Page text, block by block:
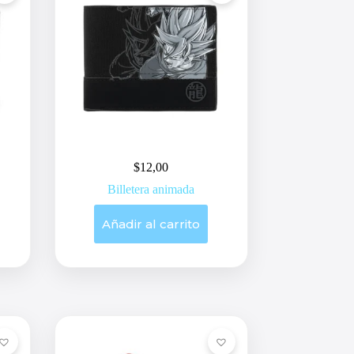
$12,00
Billetera animada
Añadir al carrito